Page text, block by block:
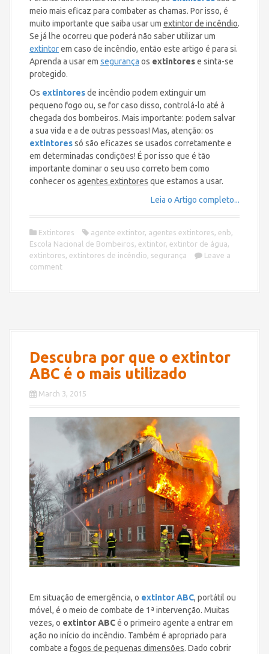
meio mais eficaz para combater as chamas. Por isso, é
muito importante que saiba usar um extintor de incêndio.
Se já lhe ocorreu que poderá não saber utilizar um
extintorem caso de incêndio, então este artigo é para si.
Aprenda a usar em segurança os extintorese sinta-se
protegido.
Os extintoresde incêndio podem extinguir um
pequeno fogo ou, se for caso disso, controlá-lo até à
chegada dos bombeiros. Mais importante: podem salvar
a sua vida e a de outras pessoas! Mas, atenção: os
extintoressó são eficazes se usados corretamente e
em determinadas condições! É por isso que é tão
importante dominar o seu uso correto bem como
conhecer os agentes extintores que estamos a usar.
Leia o Artigo completo...
Extintores agente extintor, agentes extintores, enb,
Escola Nacional de Bombeiros, extintor, extintor de água,
extintores, extintores de incêndio, segurança
Leave a
comment
Descubra por que o extintor
ABC é o mais utilizado
March 3, 2015
Em situação de emergência, o extintor ABC, portátil ou
móvel, é o meio de combate de 1ª intervenção. Muitas
vezes, o extintor ABCé o primeiro agente a entrar em
ação no início do incêndio. Também é apropriado para
combate a fogos de pequenas dimensões. Dado cobrir